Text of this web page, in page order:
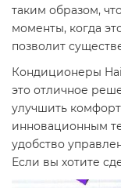
таким образом,
моменты, когда
позволит
Кондиционеры
это отличное
улучшить
инновационным
удобство
Если вы хотите